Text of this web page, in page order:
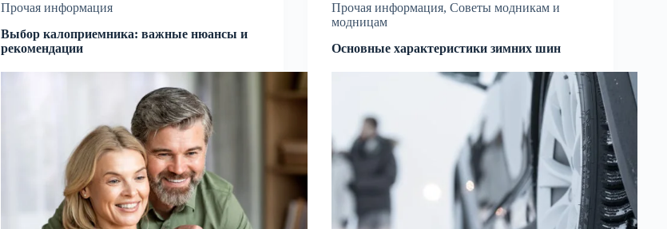
Прочая информация
Выбор калоприемника: важные нюансы и
рекомендации
Прочая информация, Советы модникам и
модницам
Основные характеристики зимних шин